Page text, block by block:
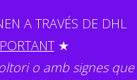
A TRAVÉS DE DHL
★
o amb signes que